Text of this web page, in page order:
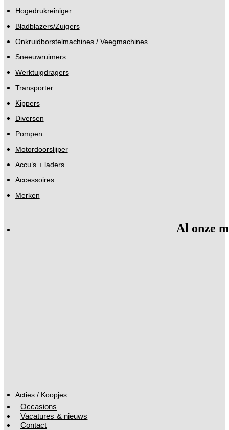
Hogedrukreiniger
Bladblazers/Zuigers
Onkruidborstelmachines / Veegmachines
Sneeuwruimers
Werktuigdragers
Transporter
Kippers
Diversen
Pompen
Motordoorslijper
Accu’s + laders
Accessoires
Merken
Al onze
Acties / Koopjes
Occasions
Vacatures & nieuws
Contact